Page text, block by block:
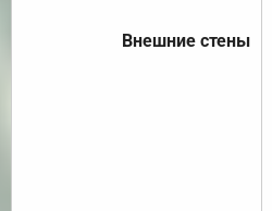
Внешние стены